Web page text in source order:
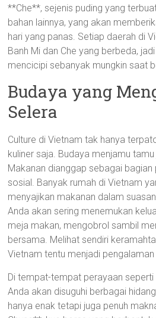
**Che**, sejenis puding yang
bahan lainnya, yang akan
hari yang panas. Setiap daerah di
Banh Mi dan Che yang berbeda,
mencicipi sebanyak mungkin saat
Budaya yang
Selera
Culture di Vietnam tak hanya
kuliner saja. Budaya menjamu
Makanan dianggap sebagai bagian
sosial. Banyak rumah di Vietnam
menyajikan makanan dalam
Anda akan sering menemukan
meja makan, mengobrol sambil
bersama. Melihat sendiri
Vietnam tentu menjadi
Di tempat-tempat perayaan seperti
Anda akan disuguhi berbagai
hanya enak tetapi juga penuh